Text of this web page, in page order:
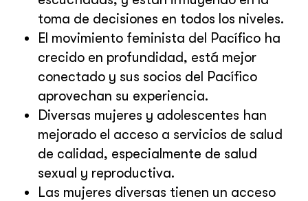
toma de decisiones en todos los niveles.
El movimiento feminista del Pacífico ha
crecido en profundidad, está mejor
conectado y sus socios del Pacífico
aprovechan su experiencia.
Diversas mujeres y adolescentes han
mejorado el acceso a servicios de salud
de calidad, especialmente de salud
sexual y reproductiva.
Las mujeres diversas tienen un acceso